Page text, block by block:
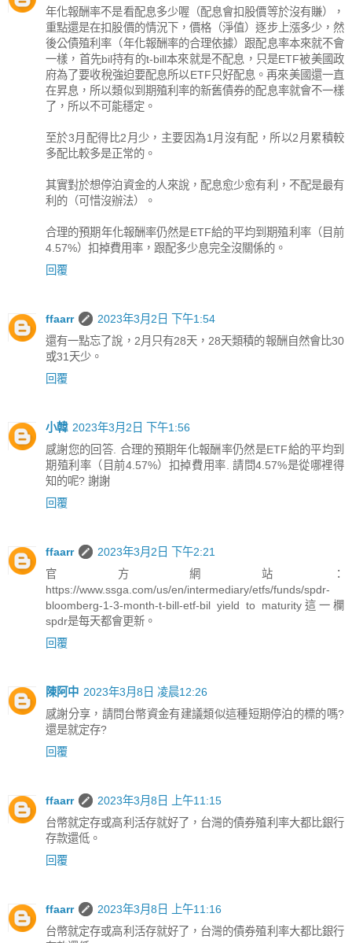
年化報酬率不是看配息多少喔（配息會扣股價等於沒有賺），
重點還是在扣股價的情況下，價格（淨值）逐步上漲多少，然
後公債殖利率（年化報酬率的合理依據）跟配息率本來就不會
一樣，首先bil持有的t-bill本來就是不配息，只是ETF被美國政
府為了要收稅強迫要配息所以ETF只好配息。再來美國還一直
在昇息，所以類似到期殖利率的新舊債券的配息率就會不一樣
了，所以不可能穩定。
至於3月配得比2月少，主要因為1月沒有配，所以2月累積較
多配比較多是正常的。
其實對於想停泊資金的人來說，配息愈少愈有利，不配是最有
利的（可惜沒辦法）。
合理的預期年化報酬率仍然是ETF給的平均到期殖利率（目前
4.57%）扣掉費用率，跟配多少息完全沒關係的。
回覆
ffaarr
2023年3月2日 下午1:54
還有一點忘了說，2月只有28天，28天類積的報酬自然會比30
或31天少。
回覆
小韓 2023年3月2日 下午1:56
感謝您的回答. 合理的預期年化報酬率仍然是ETF給的平均到
期殖利率（目前4.57%）扣掉費用率. 請問4.57%是從哪裡得
知的呢? 謝謝
回覆
ffaarr
2023年3月2日 下午2:21
官方網站：
https://www.ssga.com/us/en/intermediary/etfs/funds/spdr-
bloomberg-1-3-month-t-bill-etf-bil yield to maturity這一欄
spdr是每天都會更新。
回覆
陳阿中 2023年3月8日 凌晨12:26
感謝分享，請問台幣資金有建議類似這種短期停泊的標的嗎?
還是就定存?
回覆
ffaarr
2023年3月8日 上午11:15
台幣就定存或高利活存就好了，台灣的債券殖利率大都比銀行
存款還低。
回覆
ffaarr
2023年3月8日 上午11:16
台幣就定存或高利活存就好了，台灣的債券殖利率大都比銀行